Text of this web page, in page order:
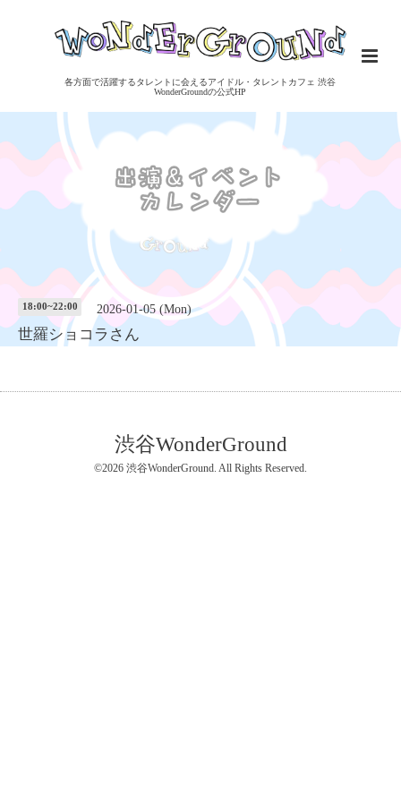
各方面で活躍するタレントに会えるアイドル・タレントカフェ 渋谷
WonderGroundの公式HP
18:00~22:00 2026-01-05 (Mon)
世羅ショコラさん
渋谷WonderGround
©2026 渋谷WonderGround. All Rights Reserved.